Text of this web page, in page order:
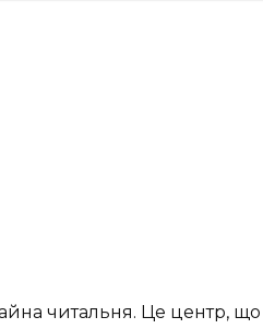
читальня. Це центр, що